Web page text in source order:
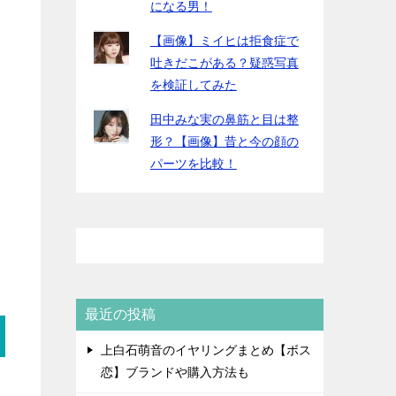
になる男！
【画像】ミイヒは拒食症で
吐きだこがある？疑惑写真
を検証してみた
田中みな実の鼻筋と目は整
形？【画像】昔と今の顔の
パーツを比較！
最近の投稿
上白石萌音のイヤリングまとめ【ボス
恋】ブランドや購入方法も